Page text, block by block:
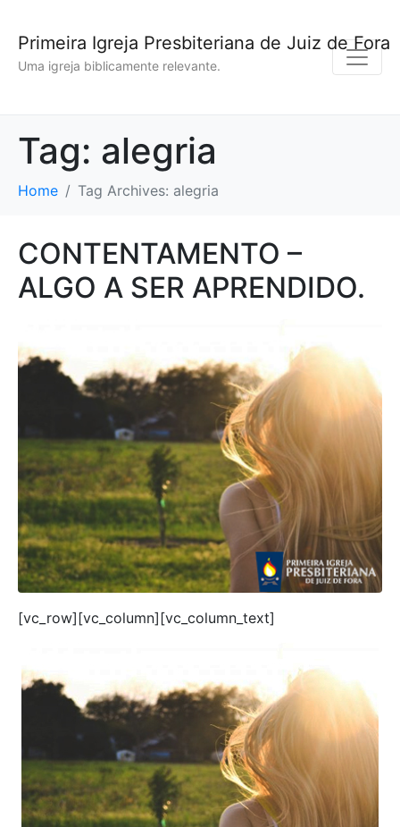
Primeira Igreja Presbiteriana de Juiz de Fora
Uma igreja biblicamente relevante.
Tag: alegria
Home Tag Archives: alegria
CONTENTAMENTO –
ALGO A SER APRENDIDO.
[vc_row][vc_column][vc_column_text]